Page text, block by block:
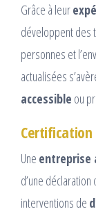
Grâce à leur
développent des
personnes et
actualisées
accessible ou
Une entreprise
d’une
interventions de